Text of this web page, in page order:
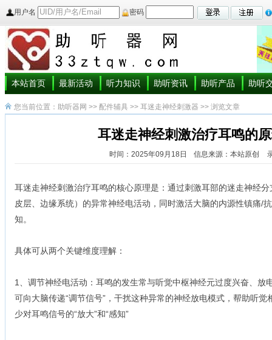
用户名 密码
本站首页 最新活动 听力知识 助听资讯 助听产品 助听
您当前位置： 助听器网 >> 配件辅具 >> 耳迷走神经刺激器 >> 浏览文章
耳迷走神经刺激治疗耳鸣的
时间：2025年09月18日 信息来源：本站原创
耳迷走神经刺激治疗耳鸣的核心原理是：通过刺激耳部的迷走神经
皮层、边缘系统）的异常神经电活动，同时激活大脑的内源性镇痛/
知。
具体可从两个关键维度理解：
1、调节神经电活动：耳鸣的发生常与听觉中枢神经元过度兴奋、放
可向大脑传递“调节信号”，干扰这种异常的神经放电模式，帮助听
少对耳鸣信号的“放大”和“感知”